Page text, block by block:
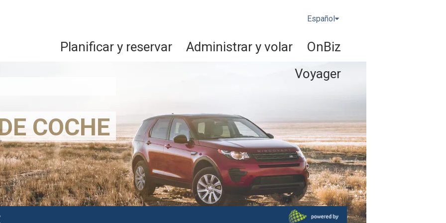
Español
Planificar y reservar Administrar y volar
OnBiz
Voyager
COCHE